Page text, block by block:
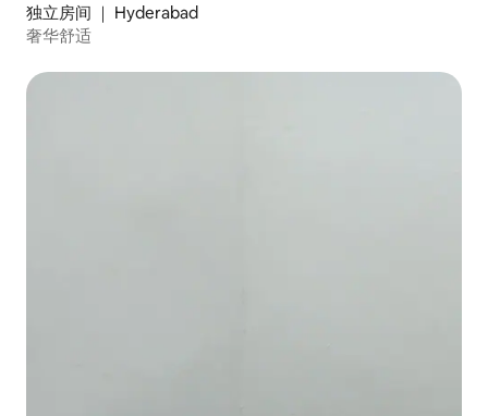
独立房间 ｜ Hyderabad
奢华舒适